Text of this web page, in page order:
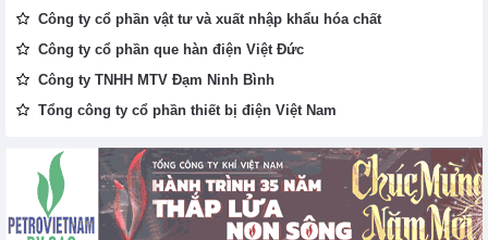
Công ty cổ phần vật tư và xuất nhập khẩu hóa chất
Công ty cổ phần que hàn điện Việt Đức
Công ty TNHH MTV Đạm Ninh Bình
Tổng công ty cổ phần thiết bị điện Việt Nam